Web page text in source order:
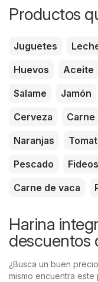
Productos
Juguetes
Huevos
Aceite
Salame
Jamón
Cerveza
Carne
Naranjas
Pescado
Fideos
Carne de vaca
Harina
descuentos
¿Busca un buen
mismo encuentra